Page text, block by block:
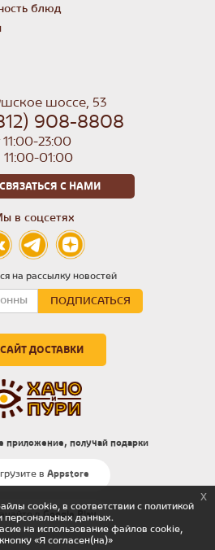
блюд
шоссе, 53
908-8808
23:00
01:00
СВЯЗАТЬСЯ С НАМИ
в соцсетях
на рассылку новостей
ДОСТАВКИ
приложение, получай подарки
в Appstore
вGoogle Play
cookie, в соответствии с политикой
персональных данных.
на использование файлов cookie,
«Я согласен(на)»
x